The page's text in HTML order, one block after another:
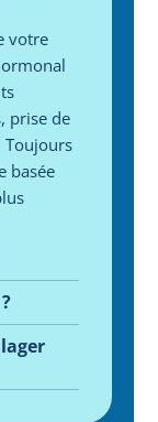
votre
prise de
Toujours
basée